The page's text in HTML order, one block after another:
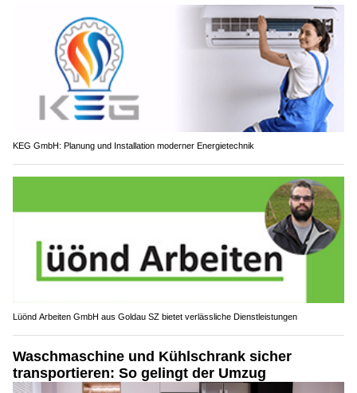
KEG GmbH: Planung und Installation moderner Energietechnik
Lüönd Arbeiten GmbH aus Goldau SZ bietet verlässliche Dienstleistungen
Waschmaschine und Kühlschrank sicher
transportieren: So gelingt der Umzug